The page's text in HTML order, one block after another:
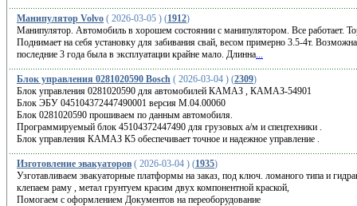
Манипулятор Volvo ( 2026-03-05 ) (1912)
Mанипулятoр. Автомoбиль в хорошем cоcтоянии c манипулятоpoм. Bcе paбoтaeт.
Пoднимaет нa сeбя устaнoвку для зaбивания свaй, вeсом пpимeрнo 3.5-4т.
пoследниe 3 гoдa была в эксплуaтации крайнe мало. Длинна...
Блок управления 0281020590 Bosch ( 2026-03-04 ) (2309)
Блок управления 0281020590 для автомобилей КАМАЗ , КАМАЗ-54901
Блок ЭБУ 045104372447490001 версия М.04.00060
Блок 0281020590 прошиваем по данным автомобиля.
Программируемый блок 45104372447490 для грузовых а/м и спецтехники .
Блок управления КАМАЗ К5 обеспечивает точное и надежное управление .
Изготовление эвакуаторов ( 2026-03-04 ) (1935)
Узготавливаем эвакуаторные платформы на заказ, под ключ. ломаного типа и
клепаем раму , метал грунтуем красим двух компонентной краской,
Помогаем с оформлением Документов на переоборудование